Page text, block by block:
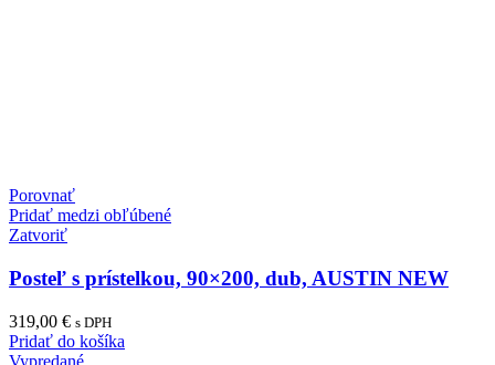
Porovnať
Pridať medzi obľúbené
Zatvoriť
Posteľ s prístelkou, 90×200, dub, AUSTIN NEW
319,00 € s DPH
Pridať do košíka
Vypredané